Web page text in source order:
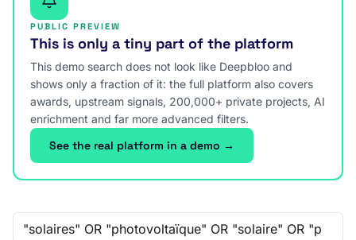
PUBLIC PREVIEW
This is only a tiny part of the platform
This demo search does not look like Deepbloo and
shows only a fraction of it: the full platform also covers
awards, upstream signals, 200,000+ private projects, AI
enrichment and far more advanced filters.
See the real platform in a demo →
Free-text search